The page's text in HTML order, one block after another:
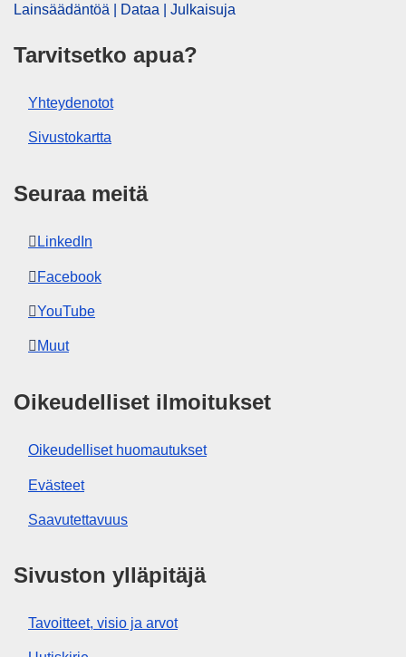
Lainsäädäntöä | Dataa | Julkaisuja
Tarvitsetko apua?
Yhteydenotot
Sivustokartta
Seuraa meitä
LinkedIn
Facebook
YouTube
Muut
Oikeudelliset ilmoitukset
Oikeudelliset huomautukset
Evästeet
Saavutettavuus
Sivuston ylläpitäjä
Tavoitteet, visio ja arvot